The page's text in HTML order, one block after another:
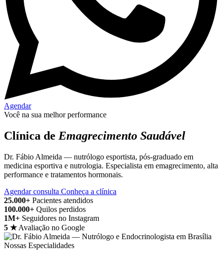
Agendar
Você na sua melhor performance
Clínica de Emagrecimento Saudável
Dr. Fábio Almeida — nutrólogo esportista, pós-graduado em
medicina esportiva e nutrologia. Especialista em emagrecimento, alta
performance e tratamentos hormonais.
Agendar consulta Conheça a clínica
25.000+ Pacientes atendidos
100.000+ Quilos perdidos
1M+ Seguidores no Instagram
5 ★ Avaliação no Google
Nossas Especialidades